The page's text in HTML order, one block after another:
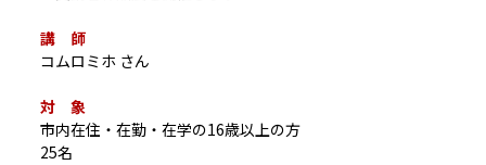
講 師
コムロミホ さん
対 象
市内在住・在勤・在学の16歳以上の方
25名